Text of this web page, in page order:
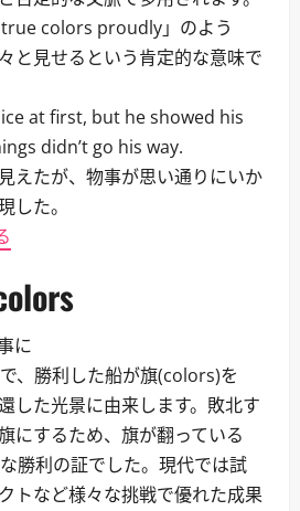
colors proudly」のよう
と見せるという肯定的な意味で
at first, but he showed his
didn’t go his way.
えたが、物事が思い通りにいか
した。
に
、勝利した船が旗(colors)を
した光景に由来します。敗北す
にするため、旗が翻っている
勝利の証でした。現代では試
トなど様々な挑戦で優れた成果